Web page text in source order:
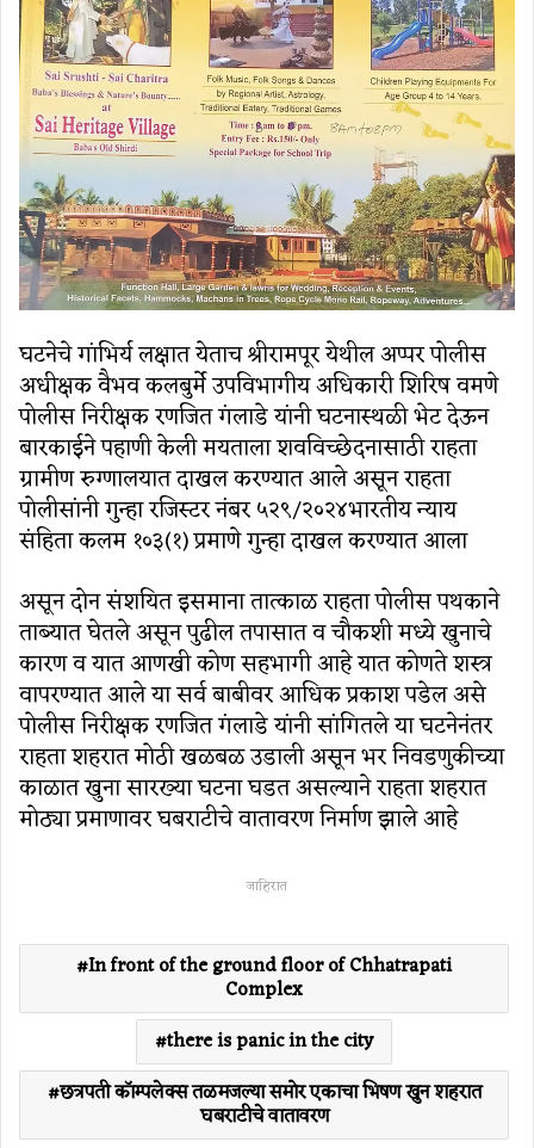
घटनेचे गांभिर्य लक्षात येताच श्रीरामपूर येथील अप्पर पोलीस
अधीक्षक वैभव कलबुर्मे उपविभागीय अधिकारी शिरिष वमणे
पोलीस निरीक्षक रणजित गंलाडे यांनी घटनास्थळी भेट देऊन
बारकाईने पहाणी केली मयताला शवविच्छेदनासाठी राहता
ग्रामीण रुग्णालयात दाखल करण्यात आले असून राहता
पोलीसांनी गुन्हा रजिस्टर नंबर ५२९/२०२४भारतीय न्याय
संहिता कलम १०३(१) प्रमाणे गुन्हा दाखल करण्यात आला
असून दोन संशयित इसमाना तात्काळ राहता पोलीस पथकाने
ताब्यात घेतले असून पुढील तपासात व चौकशी मध्ये खुनाचे
कारण व यात आणखी कोण सहभागी आहे यात कोणते शस्त्र
वापरण्यात आले या सर्व बाबीवर आधिक प्रकाश पडेल असे
पोलीस निरीक्षक रणजित गंलाडे यांनी सांगितले या घटनेनंतर
राहता शहरात मोठी खळबळ उडाली असून भर निवडणुकीच्या
काळात खुना सारख्या घटना घडत असल्याने राहता शहरात
मोठ्या प्रमाणावर घबराटीचे वातावरण निर्माण झाले आहे
जाहिरात
In front of the ground floor of Chhatrapati
Complex
there is panic in the city
छत्रपती काॅम्पलेक्स तळमजल्या समोर एकाचा भिषण खुन शहरात
घबराटीचे वातावरण